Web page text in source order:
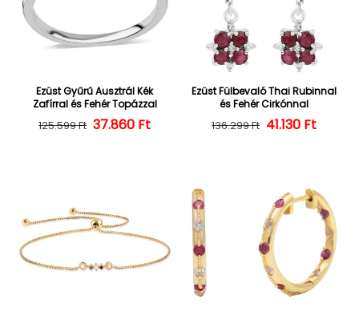
Ezüst Gyűrű Ausztrál Kék
Zafírral és Fehér Topázzal
Normál ár
125.599 Ft Kedvezményes ár
37.860 Ft
Ezüst Fülbevaló Thai Rubinnal
és Fehér Cirkónnal
Normál ár
136.299 Ft 41.130 Ft